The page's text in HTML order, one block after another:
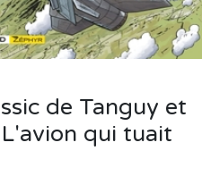
de Tanguy et
qui tuait